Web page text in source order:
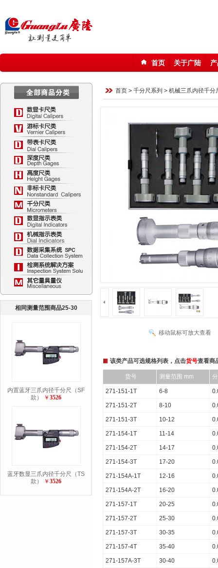
首页 关于广陆
相同测量范围商品25-30
内置蓝牙三爪内径千分尺（SF
款）
￥ 3526
蓝牙数显三爪内径千分尺（TS
款）
￥ 3526
首页 > 千分尺系列 > 机械三爪内径千分
移动鼠标可放大查看
该类产品可选规格列表，点击货号查看商
货号 测量范围 mm
271-151-1T 6-8
271-151-2T 8-10
271-151-3T 10-12
271-154-1T 11-14
271-154-2T 14-17
271-154-3T 17-20
271-154A-1T 12-16
271-154A-2T 16-20
271-157-1T 20-25
271-157-2T 25-30
271-157-3T 30-35
271-157-4T 35-40
271-157A-3T 30-40